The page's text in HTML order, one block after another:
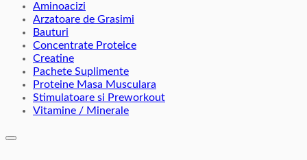
Aminoacizi
Arzatoare de Grasimi
Bauturi
Concentrate Proteice
Creatine
Pachete Suplimente
Proteine Masa Musculara
Stimulatoare si Preworkout
Vitamine / Minerale